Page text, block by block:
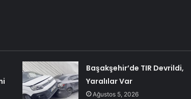
Başakşehir’de TIR Devrildi,
Yaralılar Var
Ağustos 5, 2026